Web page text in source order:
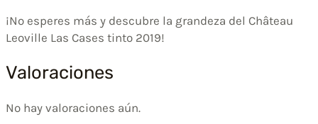
¡No esperes más y descubre la grandeza del Château
Leoville Las Cases tinto 2019!
Valoraciones
No hay valoraciones aún.